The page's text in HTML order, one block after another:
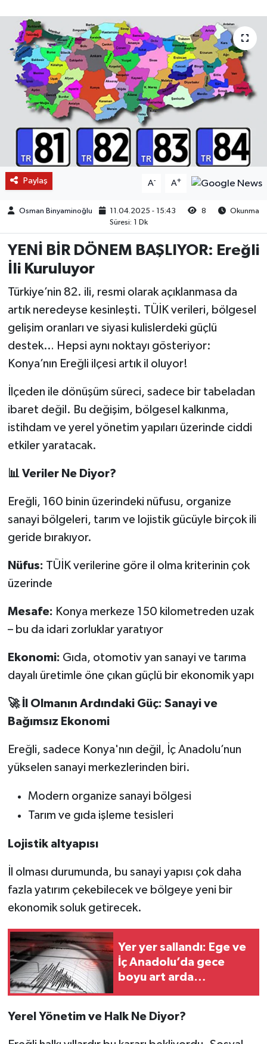
Paylaş A- A+
Osman Binyaminoğlu 11.04.2025 - 15:43 8
Okunma
Süresi: 1 Dk
YENİ BİR DÖNEM BAŞLIYOR: Ereğli
İli Kuruluyor
Türkiye’nin 82. ili, resmi olarak açıklanmasa da
artık neredeyse kesinleşti. TÜİK verileri, bölgesel
gelişim oranları ve siyasi kulislerdeki güçlü
destek… Hepsi aynı noktayı gösteriyor:
Konya’nın Ereğli ilçesi artık il oluyor!
İlçeden ile dönüşüm süreci, sadece bir tabeladan
ibaret değil. Bu değişim, bölgesel kalkınma,
istihdam ve yerel yönetim yapıları üzerinde ciddi
etkiler yaratacak.
📊 Veriler Ne Diyor?
Ereğli, 160 binin üzerindeki nüfusu, organize
sanayi bölgeleri, tarım ve lojistik gücüyle birçok ili
geride bırakıyor.
Nüfus: TÜİK verilerine göre il olma kriterinin çok
üzerinde
Mesafe: Konya merkeze 150 kilometreden uzak
– bu da idari zorluklar yaratıyor
Ekonomi: Gıda, otomotiv yan sanayi ve tarıma
dayalı üretimle öne çıkan güçlü bir ekonomik yapı
🚀 İl Olmanın Ardındaki Güç: Sanayi ve
Bağımsız Ekonomi
Ereğli, sadece Konya'nın değil, İç Anadolu’nun
yükselen sanayi merkezlerinden biri.
Modern organize sanayi bölgesi
Tarım ve gıda işleme tesisleri
Lojistik altyapısı
İl olması durumunda, bu sanayi yapısı çok daha
fazla yatırım çekebilecek ve bölgeye yeni bir
ekonomik soluk getirecek.
Yer yer sallandı: Ege ve
İç Anadolu’da gece
boyu art arda
Yerel Yönetim ve Halk Ne Diyor?